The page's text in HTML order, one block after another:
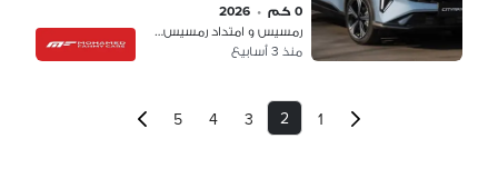
0 كم •
2026
رمسيس و امتداد رمسيس، القاهرة
منذ 3 أسابيع
1
2
3
4
5